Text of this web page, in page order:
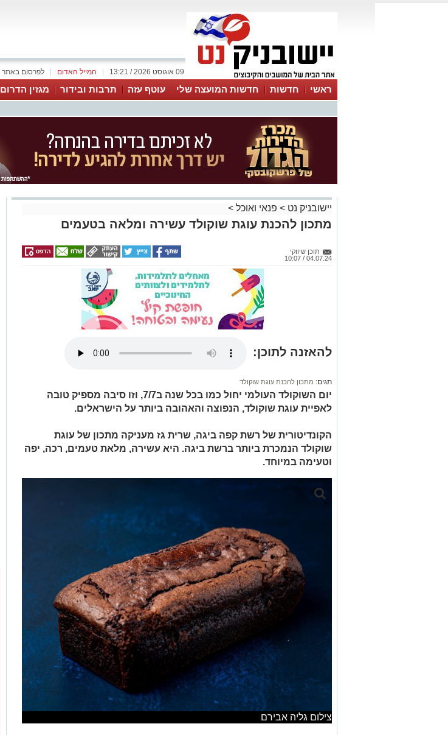
לפרסום באתר המייל האדום 09 אוגוסט 2026 / 13:21
ראשי חדשות חדשות המועצה שלי עוטף עזה תרבות ובידור מגזין הדרום
יישובניק נט > פנאי ואוכל >
מתכון להכנת עוגת שוקולד עשירה ומלאה בטעמים
תוכן שיווקי
04.07.24 / 10:07
להאזנה לתוכן:
תגים: מתכון להכנת עוגת שוקולד
יום השוקולד העולמי יחול כמו בכל שנה ב7/7, וזו סיבה מספיק טובה
לאפיית עוגת שוקולד, הנפוצה והאהובה ביותר על הישראלים.
הקונדיטורית של רשת קפה ביגה, שרית גז מעניקה מתכון של עוגת
שוקולד הנמכרת ביותר ברשת ביגה. היא עשירה, מלאת טעמים, רכה, יפה
וטעימה במיוחד.
צילום גליה אבירם